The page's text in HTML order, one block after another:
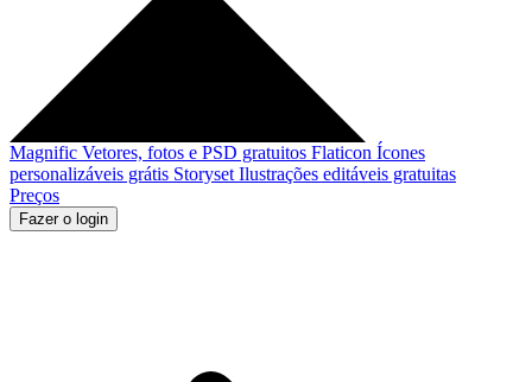
Magnific Vetores, fotos e PSD gratuitos Flaticon Ícones
personalizáveis grátis Storyset Ilustrações editáveis gratuitas
Preços
Fazer o login